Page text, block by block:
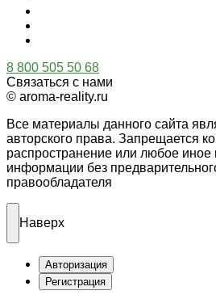
8 800 505 50 68
Связаться с нами
© aroma-reality.ru
Все материалы данного сайта
авторского права. Запрещается
распространение или любое иное
информации без
правообладателя
Наверх
Авторизация
Регистрация